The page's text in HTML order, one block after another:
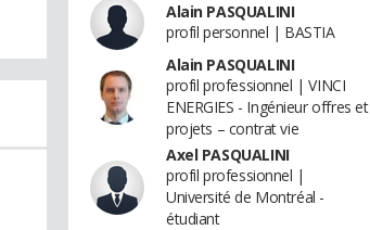
Alain PASQUALINI
profil personnel | BASTIA
Alain PASQUALINI
profil professionnel | VINCI
ENERGIES - Ingénieur offres et
projets – contrat vie
Axel PASQUALINI
profil professionnel |
Université de Montréal -
étudiant